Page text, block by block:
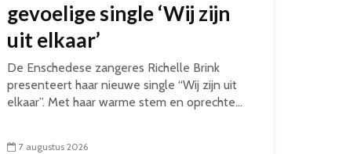
gevoelige single ‘Wij zijn
uit elkaar’
De Enschedese zangeres Richelle Brink
presenteert haar nieuwe single “Wij zijn uit
elkaar”. Met haar warme stem en oprechte...
7 augustus 2026